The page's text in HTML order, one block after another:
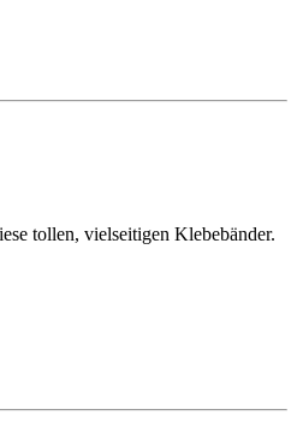
tollen, vielseitigen Klebebänder.